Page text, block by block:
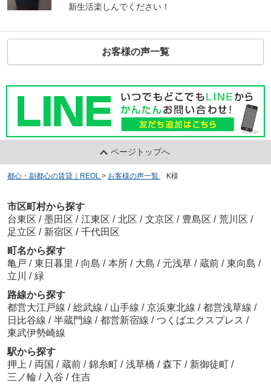
新生活楽しんでください！
お客様の声一覧
ページトップへ
都心・副都心の賃貸｜REOL > お客様の声一覧 K様
市区町村から探す
台東区 / 墨田区 / 江東区 / 北区 / 文京区 / 豊島区 / 荒川区 /
足立区 / 新宿区 / 千代田区
町名から探す
亀戸 / 東日暮里 / 向島 / 本所 / 大島 / 元浅草 / 蔵前 / 東向島 /
立川 / 緑
路線から探す
都営大江戸線 / 総武線 / 山手線 / 京浜東北線 / 都営浅草線 /
日比谷線 / 半蔵門線 / 都営新宿線 / つくばエクスプレス /
東武伊勢崎線
駅から探す
押上 / 両国 / 蔵前 / 錦糸町 / 浅草橋 / 森下 / 新御徒町
/
三ノ輪 / 入谷 / 住吉